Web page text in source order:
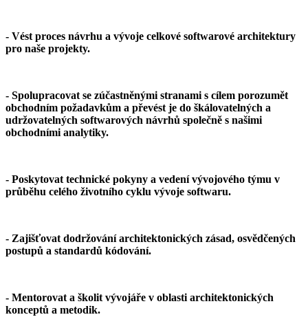
- Vést proces návrhu a vývoje celkové softwarové architektury
pro naše projekty.
- Spolupracovat se zúčastněnými stranami s cílem porozumět
obchodním požadavkům a převést je do škálovatelných a
udržovatelných softwarových návrhů společně s našimi
obchodními analytiky.
- Poskytovat technické pokyny a vedení vývojového týmu v
průběhu celého životního cyklu vývoje softwaru.
- Zajišťovat dodržování architektonických zásad, osvědčených
postupů a standardů kódování.
- Mentorovat a školit vývojáře v oblasti architektonických
konceptů a metodik.